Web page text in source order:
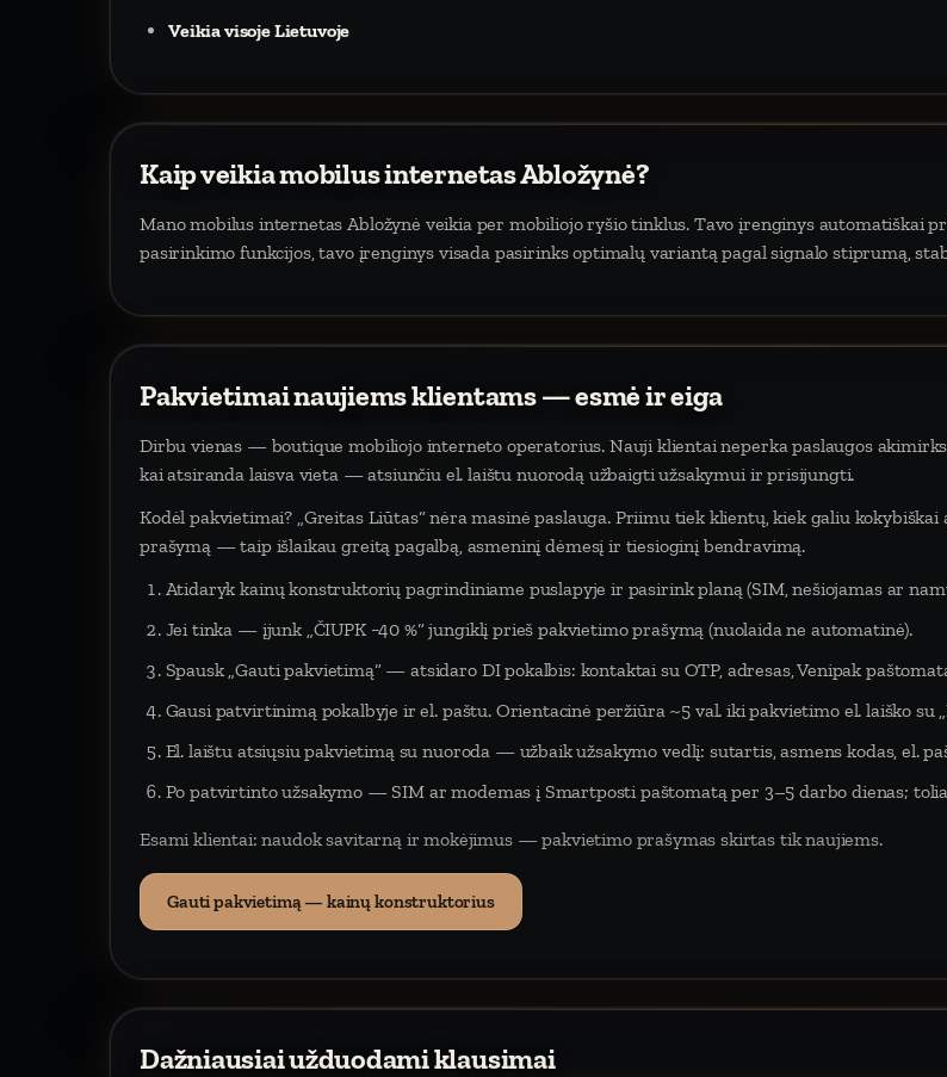
Veikia visoje Lietuvoje
Kaip veikia mobilus internetas Abložynė?
Mano mobilus internetas Abložynė veikia per mobiliojo ryšio tinklus. Tavo įrenginys automatiškai
pasirinkimo funkcijos, tavo įrenginys visada pasirinks optimalų variantą pagal signalo stiprumą,
Pakvietimai naujiems klientams — esmė ir eiga
Dirbu vienas — boutique mobiliojo interneto operatorius. Nauji klientai neperka paslaugos
kai atsiranda laisva vieta — atsiunčiu el. laištu nuorodą užbaigti užsakymui ir prisijungti.
Kodėl pakvietimai? „Greitas Liūtas“ nėra masinė paslauga. Priimu tiek klientų, kiek galiu
prašymą — taip išlaikau greitą pagalbą, asmeninį dėmesį ir tiesioginį bendravimą.
Atidaryk kainų konstruktorių pagrindiniame puslapyje ir pasirink planą (SIM, nešiojamas ar
Jei tinka — įjunk „ČIUPK −40 %“ jungiklį prieš pakvietimo prašymą (nuolaida ne automatinė).
Spausk „Gauti pakvietimą“ — atsidaro DI pokalbis: kontaktai su OTP, adresas, Venipak
Gausi patvirtinimą pokalbyje ir el. paštu. Orientacinė peržiūra ~5 val. iki pakvietimo el. laiško su
El. laištu atsiųsiu pakvietimą su nuoroda — užbaik užsakymo vedlį: sutartis, asmens kodas, el.
Po patvirtinto užsakymo — SIM ar modemas į Smartposti paštomatą per 3–5 darbo dienas;
Esami klientai: naudok savitarną ir mokėjimus — pakvietimo prašymas skirtas tik naujiems.
Gauti pakvietimą — kainų konstruktorius
Dažniausiai užduodami klausimai